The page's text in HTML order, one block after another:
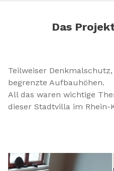
Das
Teilweiser
begrenzte Aufbauhöhen.
All das waren wichtige
dieser Stadtvilla im Rhein-